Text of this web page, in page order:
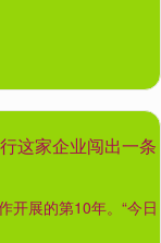
这家企业闯出一条
开展的第10年。“今日